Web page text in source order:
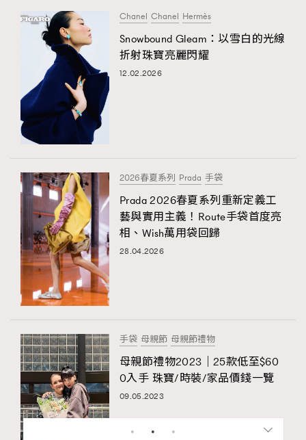
Chanel Chanel Hermès
Snowbound Gleam：以雪白的光線
折射珠寶亮麗閃耀
12.02.2026
2026春夏系列 Prada 手袋
Prada 2026春夏系列重新定義工
藝與實用主義！Route手袋首度亮
相、Wish萬用袋回歸
28.04.2026
手袋 母親節 母親節禮物
母親節禮物2023｜25款低至$60
0入手 珠寶/時裝/家品價錢一覽
09.05.2023